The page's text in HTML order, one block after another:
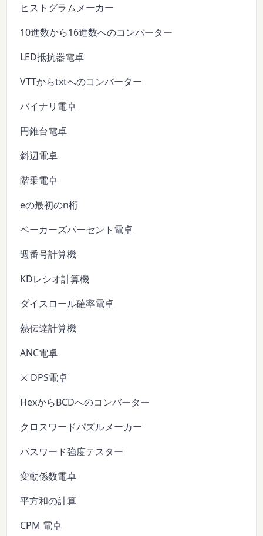
ヒストグラムメーカー
10進数から16進数へのコンバーター
LED抵抗器電卓
VTTからtxtへのコンバーター
バイナリ電卓
円錐台電卓
斜辺電卓
階乗電卓
eの最初のn桁
ベーカーズパーセント電卓
週番号計算機
KDレシオ計算機
ダイスロール確率電卓
熱伝達計算機
ANC電卓
⚔️ DPS電卓
HexからBCDへのコンバーター
クロスワードパズルメーカー
パスワード強度テスター
変動係数電卓
平方和の計算
CPM 電卓